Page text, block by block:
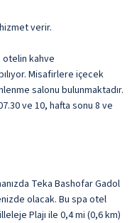
verir.
otelin kahve
Misafirlere içecek
salonu bulunmaktadır.
ve 10, hafta sonu 8 ve
Teka Bashofar Gadol
olacak. Bu spa otel
Plajı ile 0,4 mi (0,6 km)